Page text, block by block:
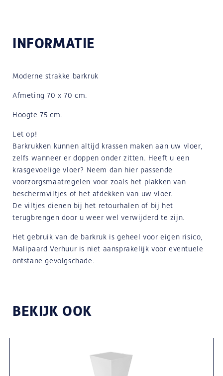
INFORMATIE
Moderne strakke barkruk
Afmeting 70 x 70 cm.
Hoogte 75 cm.
Let op!
Barkrukken kunnen altijd krassen maken aan uw vloer,
zelfs wanneer er doppen onder zitten. Heeft u een
krasgevoelige vloer? Neem dan hier passende
voorzorgsmaatregelen voor zoals het plakken van
beschermviltjes of het afdekken van uw vloer.
De viltjes dienen bij het retourhalen of bij het
terugbrengen door u weer wel verwijderd te zijn.
Het gebruik van de barkruk is geheel voor eigen risico,
Malipaard Verhuur is niet aansprakelijk voor eventuele
ontstane gevolgschade.
BEKIJK OOK